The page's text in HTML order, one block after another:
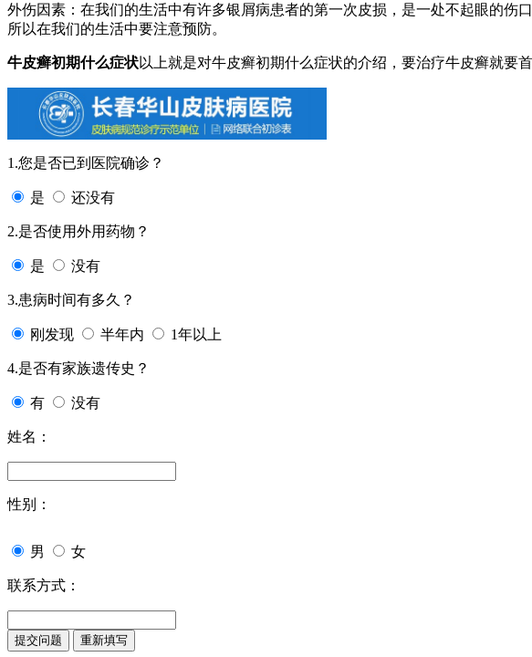
外伤因素：在我们的生活中有许多银屑病患者的第一次皮损，是一处不起眼的伤
所以在我们的生活中要注意预防。
牛皮癣初期什么症状以上就是对牛皮癣初期什么症状的介绍，要治疗牛皮癣就要
1.您是否已到医院确诊？
是 还没有
2.是否使用外用药物？
是 没有
3.患病时间有多久？
刚发现 半年内 1年以上
4.是否有家族遗传史？
有 没有
姓名：
性别：
男 女
联系方式：